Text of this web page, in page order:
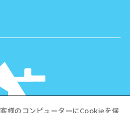
様のコンピューターにCookieを保